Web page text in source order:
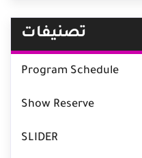
تصنيفات
Program Schedule
Show Reserve
SLIDER